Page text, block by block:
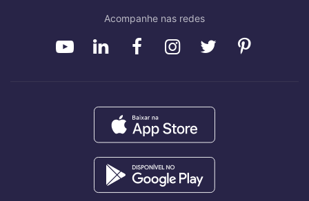
Acompanhe nas redes